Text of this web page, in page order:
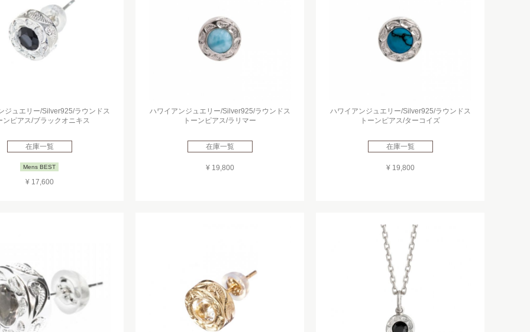
ジュエリー/Silver925/ラウンドス
ンピアス/ブラックオニキス
在庫一覧
Mens BEST
¥ 17,600
ハワイアンジュエリー/Silver925/ラウンドス
トーンピアス/ラリマー
在庫一覧
¥ 19,800
ハワイアンジュエリー/Silver925/ラウンドス
トーンピアス/ターコイズ
在庫一覧
¥ 19,800